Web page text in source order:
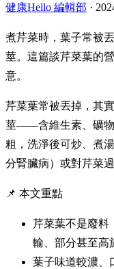
健康Hello 編輯部 ·
煮芹菜時，葉子常被
莖。這篇談芹菜葉的
意。
芹菜葉常被丟掉，其
莖——含維生素、礦物
粗，洗淨後可炒、煮
分腎臟病）或對芹菜
📌 本文重點
芹菜葉不是廢料
輸、部分甚至高
葉子味道較濃、